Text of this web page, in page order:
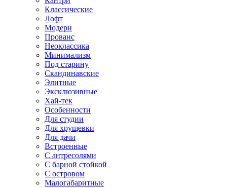
Классические
Лофт
Модерн
Прованс
Неоклассика
Минимализм
Под старину
Скандинавские
Элитные
Эксклюзивные
Хай-тек
Особенности
Для студии
Для хрущевки
Для дачи
Встроенные
С антресолями
С барной стойкой
С островом
Малогабаритные